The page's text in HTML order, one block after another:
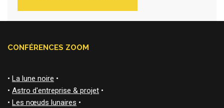
CONFÉRENCES ZOOM
• La lune noire •
• Astro d'entreprise & projet •
• Les nœuds lunaires •